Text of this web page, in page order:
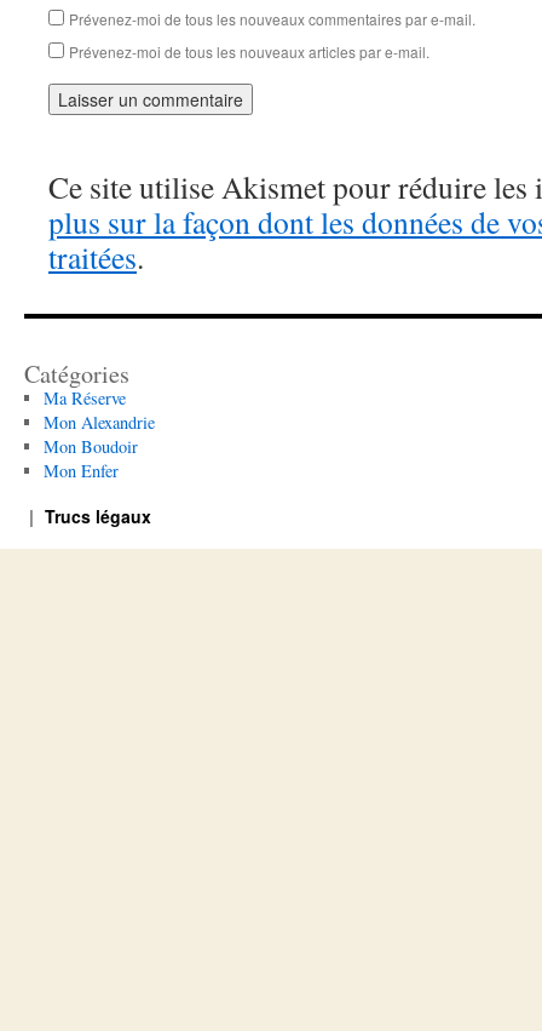
Prévenez-moi de tous les nouveaux commentaires par e-mail.
Prévenez-moi de tous les nouveaux articles par e-mail.
Ce site utilise Akismet pour réduire les
plus sur la façon dont les données de
traitées.
Catégories
Ma Réserve
Mon Alexandrie
Mon Boudoir
Mon Enfer
Trucs légaux